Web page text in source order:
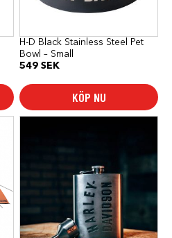
H-D Black Stainless Steel Pet
Bowl – Small
549 SEK
KÖP NU